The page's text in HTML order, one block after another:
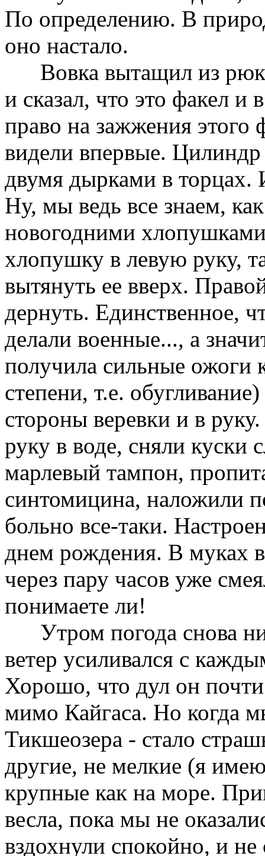
По определению. В
оно настало.
Вовка вытащил из
и сказал, что это факел и
право на зажжения
видели впервые. Цилиндр
двумя дырками в торцах.
Ну, мы ведь все знаем,
новогодними
хлопушку в левую руку,
вытянуть ее вверх.
дернуть. Единственное,
делали военные..., а
получила сильные
степени, т.е.
стороны веревки и в
руку в воде, сняли куски
марлевый тампон,
синтомицина, наложили
больно все-таки.
днем рождения. В муках
через пару часов уже
понимаете ли!
Утром погода снова
ветер усиливался с
Хорошо, что дул он
мимо Кайгаса. Но когда
Тикшеозера - стало
другие, не мелкие (я
крупные как на море.
весла, пока мы не
вздохнули спокойно, и